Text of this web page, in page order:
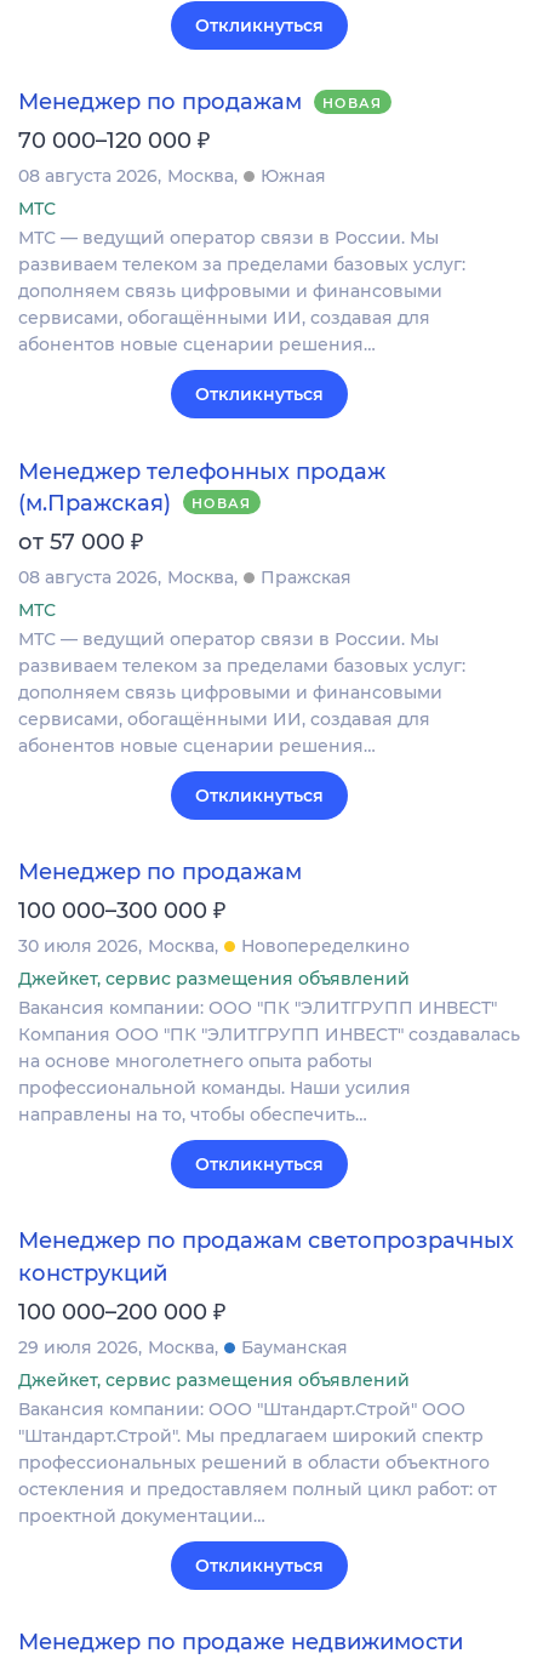
Откликнуться
Менеджер по продажам НОВАЯ
70 000–120 000 ₽
08 августа 2026 Москва
Южная
МТС
МТС — ведущий оператор связи в России. Мы
развиваем телеком за пределами базовых услуг:
дополняем связь цифровыми и финансовыми
сервисами, обогащёнными ИИ, создавая для
абонентов новые сценарии решения…
Откликнуться
Менеджер телефонных продаж
(м.Пражская)
НОВАЯ
от 57 000 ₽
08 августа 2026 Москва
Пражская
МТС
МТС — ведущий оператор связи в России. Мы
развиваем телеком за пределами базовых услуг:
дополняем связь цифровыми и финансовыми
сервисами, обогащёнными ИИ, создавая для
абонентов новые сценарии решения…
Откликнуться
Менеджер по продажам
100 000–300 000 ₽
30 июля 2026 Москва
Новопеределкино
Джейкет, сервис размещения объявлений
Вакансия компании: ООО "ПК "ЭЛИТГРУПП ИНВЕСТ"
Компания ООО "ПК "ЭЛИТГРУПП ИНВЕСТ" создавалась
на основе многолетнего опыта работы
профессиональной команды. Наши усилия
направлены на то, чтобы обеспечить…
Откликнуться
Менеджер по продажам светопрозрачных
конструкций
100 000–200 000 ₽
29 июля 2026 Москва
Бауманская
Джейкет, сервис размещения объявлений
Вакансия компании: ООО "Штандарт.Строй" ООО
"Штандарт.Строй". Мы предлагаем широкий спектр
профессиональных решений в области объектного
остекления и предоставляем полный цикл работ: от
проектной документации…
Откликнуться
Менеджер по продаже недвижимости